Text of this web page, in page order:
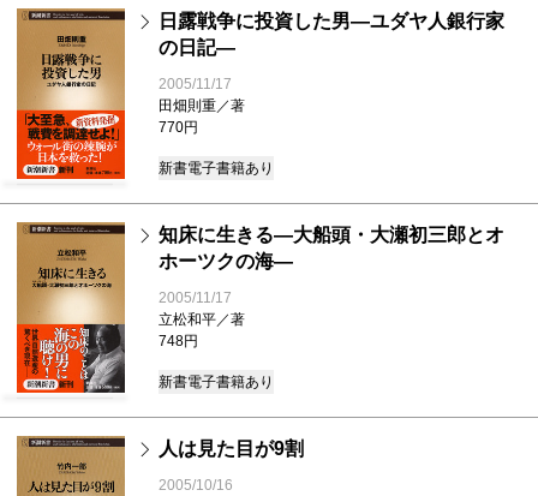
日露戦争に投資した男―ユダヤ人銀行家
の日記―
2005/11/17
田畑則重／著
770円
新書電子書籍あり
知床に生きる―大船頭・大瀬初三郎とオ
ホーツクの海―
2005/11/17
立松和平／著
748円
新書電子書籍あり
人は見た目が9割
2005/10/16